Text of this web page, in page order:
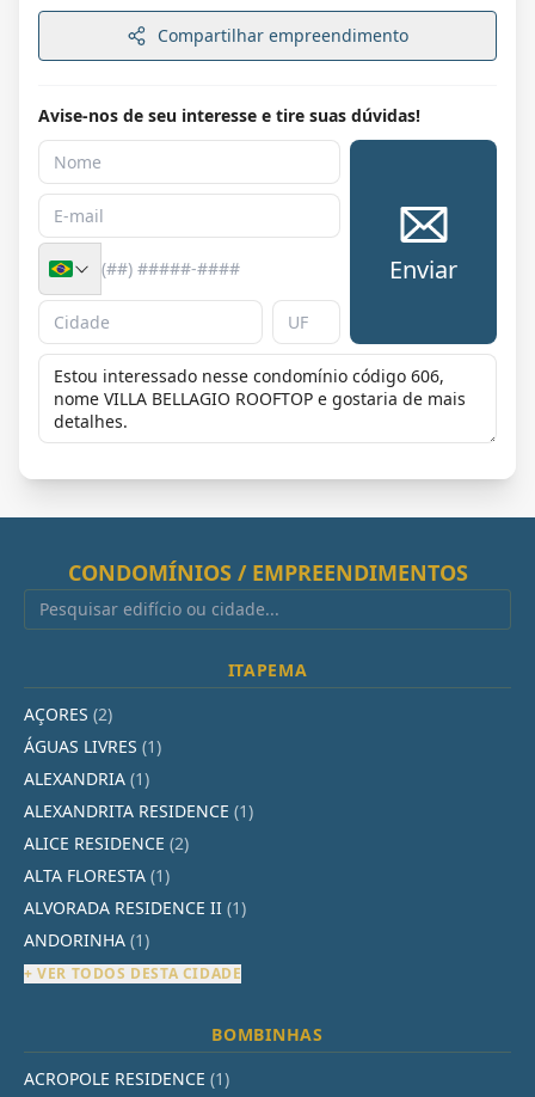
Compartilhar empreendimento
Avise-nos de seu interesse e tire suas dúvidas!
Enviar
CONDOMÍNIOS / EMPREENDIMENTOS
ITAPEMA
AÇORES (2)
ÁGUAS LIVRES (1)
ALEXANDRIA (1)
ALEXANDRITA RESIDENCE (1)
ALICE RESIDENCE (2)
ALTA FLORESTA (1)
ALVORADA RESIDENCE II (1)
ANDORINHA (1)
+ VER TODOS DESTA CIDADE
BOMBINHAS
ACROPOLE RESIDENCE (1)